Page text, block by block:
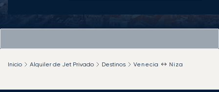
Inicio Alquiler de Jet Privado Destinos Venecia ↔ Niza